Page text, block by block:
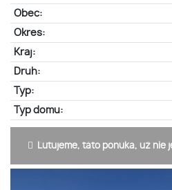
Obec:
Okres:
Kraj:
Druh:
Typ:
Typ domu:
Ľutujeme, táto ponuka, už nie